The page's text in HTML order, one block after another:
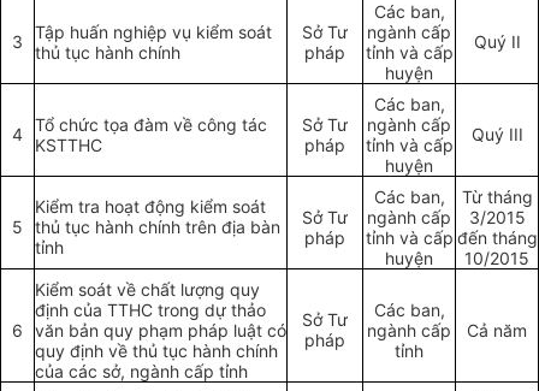
3
Tập huấn nghiệp vụ kiểm soát
thủ tục hành chính
Sở Tư
pháp
Các ban,
ngành cấp
tỉnh và cấp
huyện
Quý II
4 Tổ chức tọa đàm về công tác
KSTTHC
Sở Tư
pháp
Các ban,
ngành cấp
tỉnh và cấp
huyện
Quý III
5
Kiểm tra hoạt động kiểm soát
thủ tục hành chính trên địa bàn
tỉnh
Sở Tư
pháp
Các ban,
ngành cấp
tỉnh và cấp
huyện
Từ tháng
3/2015
đến tháng
10/2015
6
Kiểm soát về chất lượng quy
định của TTHC trong dự thảo
văn bản quy phạm pháp luật có
quy định về thủ tục hành chính
của các sở, ngành cấp tỉnh
Sở Tư
pháp
Các ban,
ngành cấp
tỉnh
Cả năm